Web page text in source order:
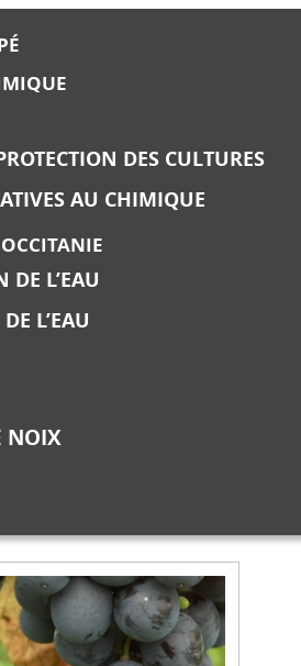
DES CULTURES
AU CHIMIQUE
DE L’EAU
L’EAU
NOIX